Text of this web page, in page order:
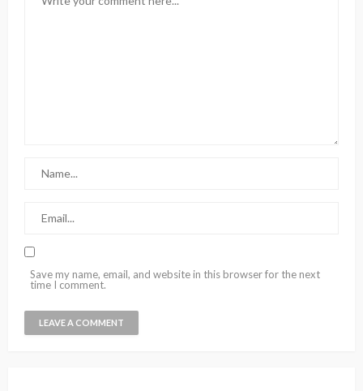
Save my name, email, and website in this browser for the next
time I comment.